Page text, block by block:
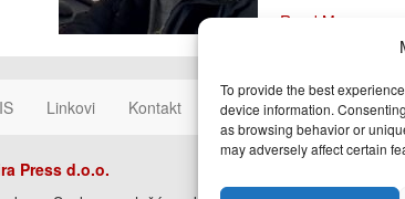
To provide the best
device information.
as browsing behavior or
may adversely affect certain
Read More
Linkovi Kontakt Cookie Policy (EU)
Press d.o.o.